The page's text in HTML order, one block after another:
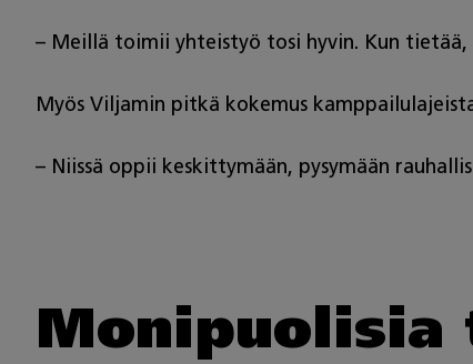
– Meillä toimii yhteistyö tosi hyvin. Kun
Myös Viljamin pitkä kokemus
– Niissä oppii keskittymään, pysymään
Monipuolisia